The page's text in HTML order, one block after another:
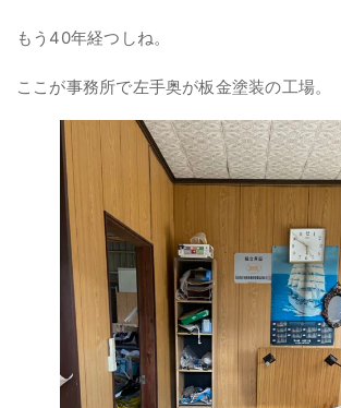
もう40年経つしね。
ここが事務所で左手奥が板金塗装の工場。